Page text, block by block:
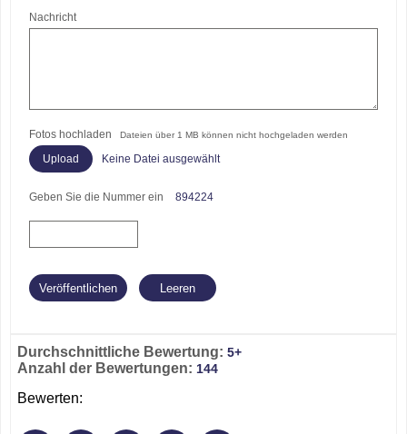
Nachricht
Fotos hochladen Dateien über 1 MB können nicht hochgeladen werden
Keine Datei ausgewählt
Geben Sie die Nummer ein 894224
Durchschnittliche Bewertung: 5+
Anzahl der Bewertungen: 144
Bewerten: